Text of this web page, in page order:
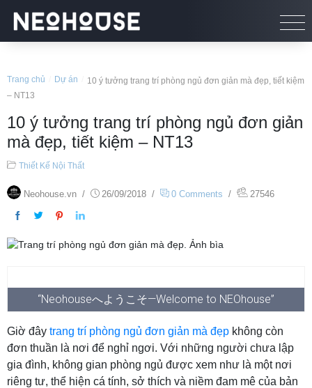
Trang chủ Dự án
10 ý tưởng trang trí phòng ngủ đơn giản mà đẹp, tiết kiệm
– NT13
10 ý tưởng trang trí phòng ngủ đơn giản
mà đẹp, tiết kiệm – NT13
Thiết Kế Nội Thất
Neohouse.vn / 26/09/2018 / 0 Comments / 27546
“Neohouseへようこそ—Welcome to NEOhouse”
Giờ đây trang trí phòng ngủ đơn giản mà đẹp không còn
đơn thuần là nơi để nghỉ ngơi. Với những người chưa lập
gia đình, không gian phòng ngủ được xem như là một nơi
riêng tư, thể hiện cá tính, sở thích và niềm đam mê của bản